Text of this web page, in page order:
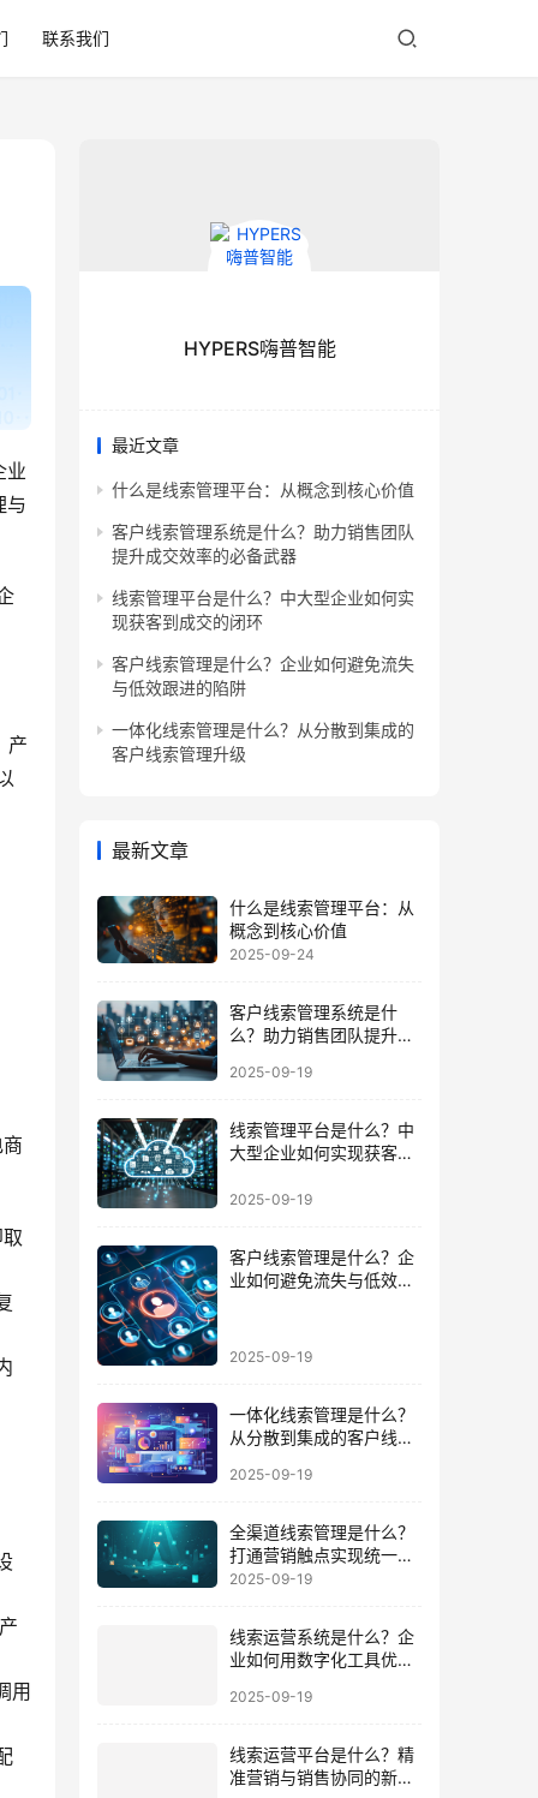
联系我们
业
与
产
用
HYPERS嗨普智能
最近文章
什么是线索管理平台：从概念到核心价值
客户线索管理系统是什么？助力销售团队
提升成交效率的必备武器
线索管理平台是什么？中大型企业如何实
现获客到成交的闭环
客户线索管理是什么？企业如何避免流失
与低效跟进的陷阱
一体化线索管理是什么？从分散到集成的
客户线索管理升级
最新文章
什么是线索管理平台：从
概念到核心价值
2025-09-24
客户线索管理系统是什
么？助力销售团队提升成
2025-09-19
线索管理平台是什么？中
大型企业如何实现获客到
2025-09-19
客户线索管理是什么？企
业如何避免流失与低效跟
2025-09-19
一体化线索管理是什么？
从分散到集成的客户线索
2025-09-19
全渠道线索管理是什么？
打通营销触点实现统一数
据运营的路径
2025-09-19
线索运营系统是什么？企
业如何用数字化工具优化
准营销与销售协同的新增
长引擎
2025-09-19